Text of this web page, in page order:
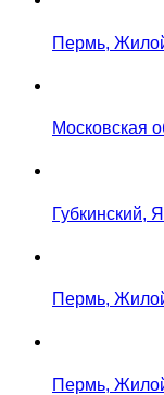
Пермь,
Московская
Губкинский,
Пермь,
Пермь,